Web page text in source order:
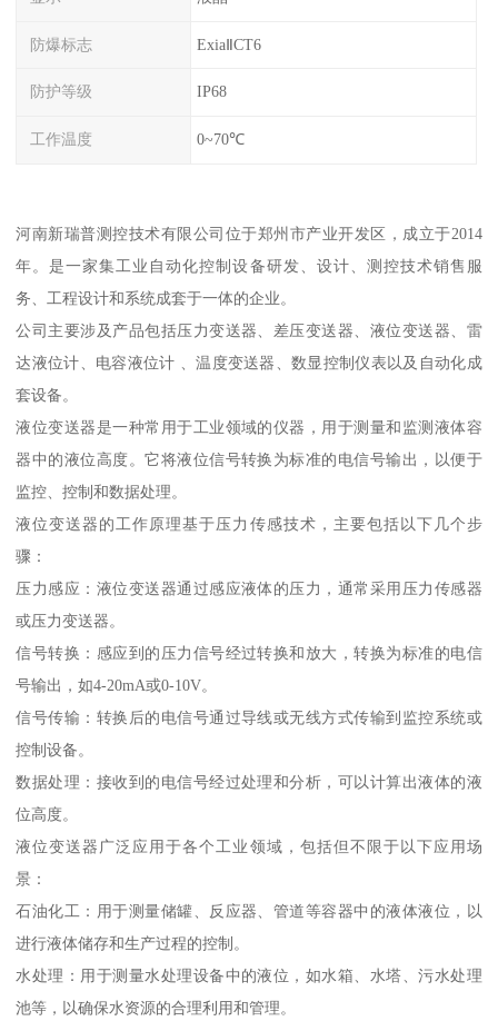
防爆标志 ExiaⅡCT6
防护等级 IP68
工作温度 0~70℃
河南新瑞普测控技术有限公司位于郑州市产业开发区，成立于2014
年。是一家集工业自动化控制设备研发、设计、测控技术销售服
务、工程设计和系统成套于一体的企业。
公司主要涉及产品包括压力变送器、差压变送器、液位变送器、雷
达液位计、电容液位计 、温度变送器、数显控制仪表以及自动化成
套设备。
液位变送器是一种常用于工业领域的仪器，用于测量和监测液体容
器中的液位高度。它将液位信号转换为标准的电信号输出，以便于
监控、控制和数据处理。
液位变送器的工作原理基于压力传感技术，主要包括以下几个步
骤：
压力感应：液位变送器通过感应液体的压力，通常采用压力传感器
或压力变送器。
信号转换：感应到的压力信号经过转换和放大，转换为标准的电信
号输出，如4-20mA或0-10V。
信号传输：转换后的电信号通过导线或无线方式传输到监控系统或
控制设备。
数据处理：接收到的电信号经过处理和分析，可以计算出液体的液
位高度。
液位变送器广泛应用于各个工业领域，包括但不限于以下应用场
景：
石油化工：用于测量储罐、反应器、管道等容器中的液体液位，以
进行液体储存和生产过程的控制。
水处理：用于测量水处理设备中的液位，如水箱、水塔、污水处理
池等，以确保水资源的合理利用和管理。